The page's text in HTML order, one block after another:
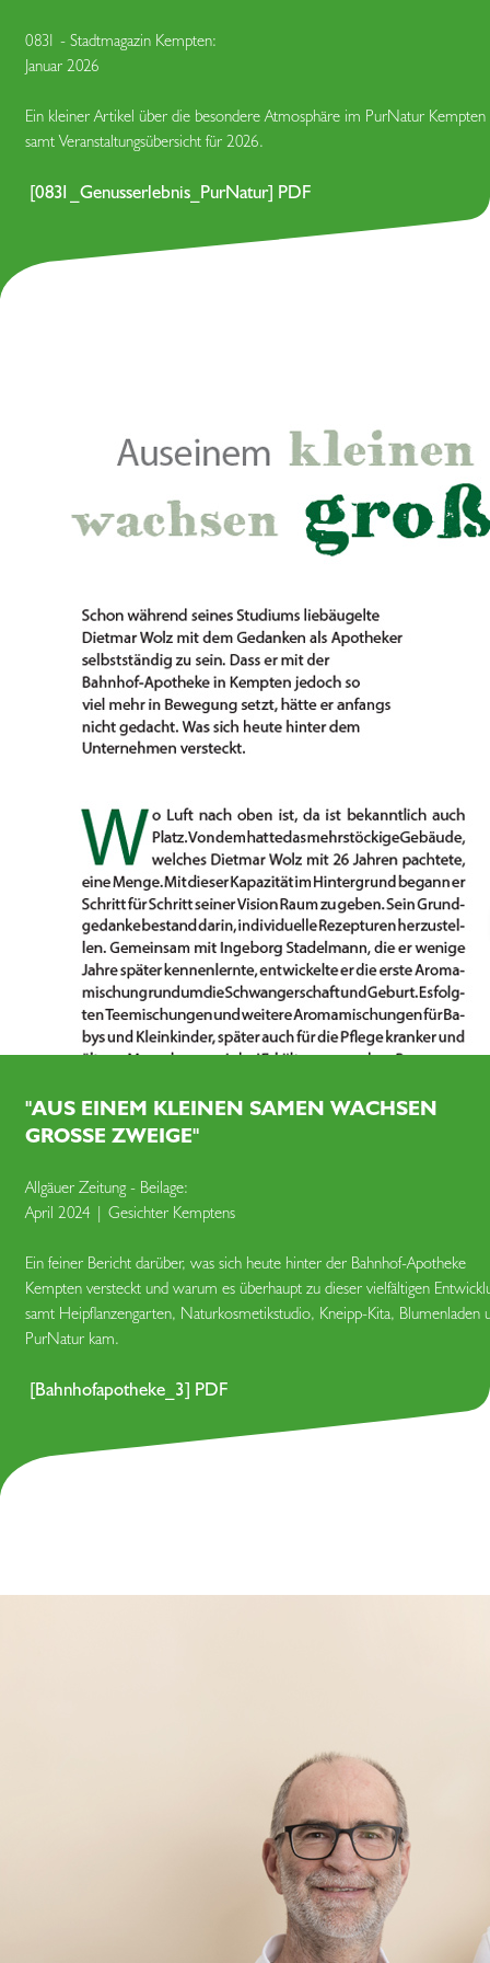
0831 - Stadtmagazin Kempten:
Januar 2026
Ein kleiner Artikel über die besondere Atmosphäre im PurNatur Kempten
samt Veranstaltungsübersicht für 2026.
[0831_Genusserlebnis_PurNatur] PDF
"AUS EINEM KLEINEN SAMEN WACHSEN
GROSSE ZWEIGE"
Allgäuer Zeitung - Beilage:
April 2024 | Gesichter Kemptens
Ein feiner Bericht darüber, was sich heute hinter der Bahnhof-Apotheke
Kempten versteckt und warum es überhaupt zu dieser vielfältigen
samt Heipflanzengarten, Naturkosmetikstudio, Kneipp-Kita, Blumenladen
PurNatur kam.
[Bahnhofapotheke_3] PDF